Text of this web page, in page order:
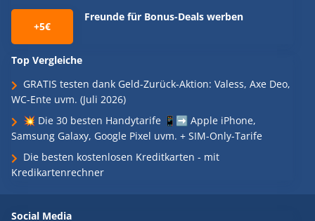
+5€
Freunde für Bonus-Deals werben
Top Vergleiche
GRATIS testen dank Geld-Zurück-Aktion: Valess, Axe Deo,
WC-Ente uvm. (Juli 2026)
💥 Die 30 besten Handytarife 📱➡️ Apple iPhone,
Samsung Galaxy, Google Pixel uvm. + SIM-Only-Tarife
Die besten kostenlosen Kreditkarten - mit
Kredikartenrechner
Social Media